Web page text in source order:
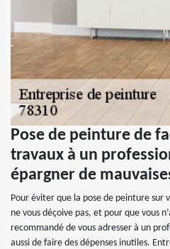
Pose de peinture de
travaux à un
épargner de
Pour éviter que la pose de peinture sur
ne vous déçoive pas, et pour que vous
recommandé de vous adresser à un
aussi de faire des dépenses inutiles.